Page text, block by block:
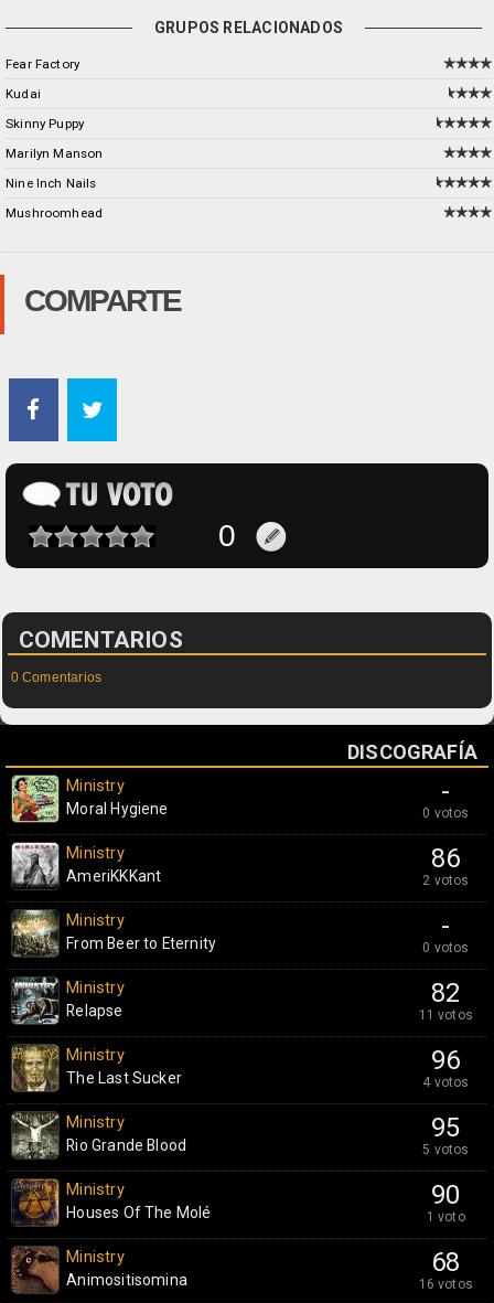
GRUPOS RELACIONADOS
Fear Factory
Kudai
Skinny Puppy
Marilyn Manson
Nine Inch Nails
Mushroomhead
COMPARTE
COMENTARIOS
0 Comentarios
DISCOGRAFÍA
-
0 votos
Ministry
Moral Hygiene
86
2 votos
Ministry
AmeriKKKant
-
0 votos
Ministry
From Beer to Eternity
82
11 votos
Ministry
Relapse
96
4 votos
Ministry
The Last Sucker
95
5 votos
Ministry
Rio Grande Blood
90
1 voto
Ministry
Houses Of The Molé
68
16 votos
Ministry
Animositisomina